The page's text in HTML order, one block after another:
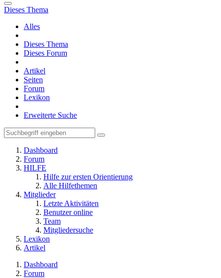
Dieses Thema
Alles
Dieses Thema
Dieses Forum
Artikel
Seiten
Forum
Lexikon
Erweiterte Suche
Dashboard
Forum
HILFE
Hilfe zur ersten Orientierung
Alle Hilfethemen
Mitglieder
Letzte Aktivitäten
Benutzer online
Team
Mitgliedersuche
Lexikon
Artikel
Dashboard
Forum